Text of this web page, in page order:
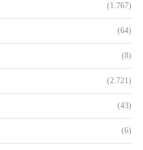
(1.767)
(64)
(8)
(2.721)
(43)
(6)